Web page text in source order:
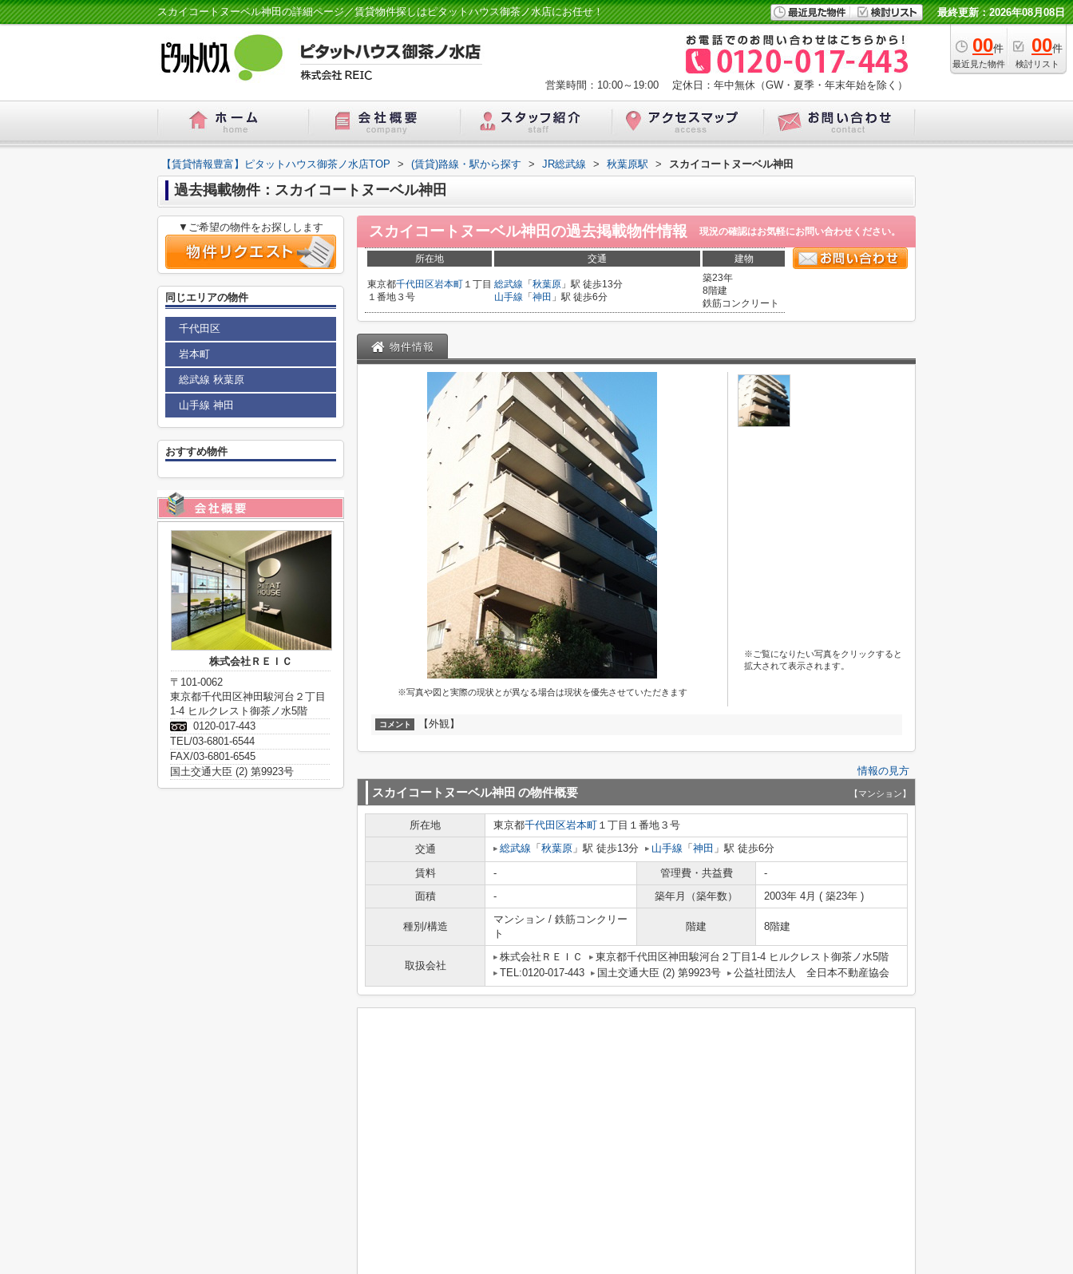
スカイコートヌーベル神田の詳細ページ／賃貸物件探しはピタットハウス御茶ノ水店にお任せ！ 最終更新：2026年08月08日
00件
最近見た物件
00件
検討リスト
営業時間：10:00～19:00 定休日：年中無休（GW・夏季・年末年始を除く）
【賃貸情報豊富】ピタットハウス御茶ノ水店TOP > (賃貸)路線・駅から探す > JR総武線 > 秋葉原駅 > スカイコートヌーベル神田
過去掲載物件：スカイコートヌーベル神田
スカイコートヌーベル神田の過去掲載物件情報 現況の確認はお気軽にお問い合わせください。
所在地 交通 建物
東京都千代田区岩本町 １丁目
１番地３号
総武線 「 秋葉原 」駅 徒歩13分
山手線 「 神田 」駅 徒歩6分
築23年
8階建
鉄筋コンクリート
物件情報
※写真や図と実際の現状とが異なる場合は現状を優先させていただきます
※ご覧になりたい写真をクリックすると
拡大されて表示されます。
コメント 【外観】
情報の見方
スカイコートヌーベル神田 の物件概要 【マンション】
所在地 東京都千代田区岩本町 １丁目１番地３号
交通
総武線 「 秋葉原 」駅 徒歩13分 山手線 「 神田 」駅 徒歩6分
賃料 - 管理費・共益費
-
面積
- 築年月（築年数） 2003年 4月 ( 築23年 )
種別/構造
マンション / 鉄筋コンクリー
ト
階建 8階建
取扱会社
株式会社ＲＥＩＣ
東京都千代田区神田駿河台２丁目1-4 ヒルクレスト御茶ノ水5階
TEL:0120-017-443
国土交通大臣 (2) 第9923号 公益社団法人 全日本不動産協会
▼ご希望の物件をお探しします
同じエリアの物件
千代田区
岩本町
総武線 秋葉原
山手線 神田
おすすめ物件
株式会社ＲＥＩＣ
〒101-0062
東京都千代田区神田駿河台２丁目
1-4 ヒルクレスト御茶ノ水5階
0120-017-443
TEL/03-6801-6544
FAX/03-6801-6545
国土交通大臣 (2) 第9923号